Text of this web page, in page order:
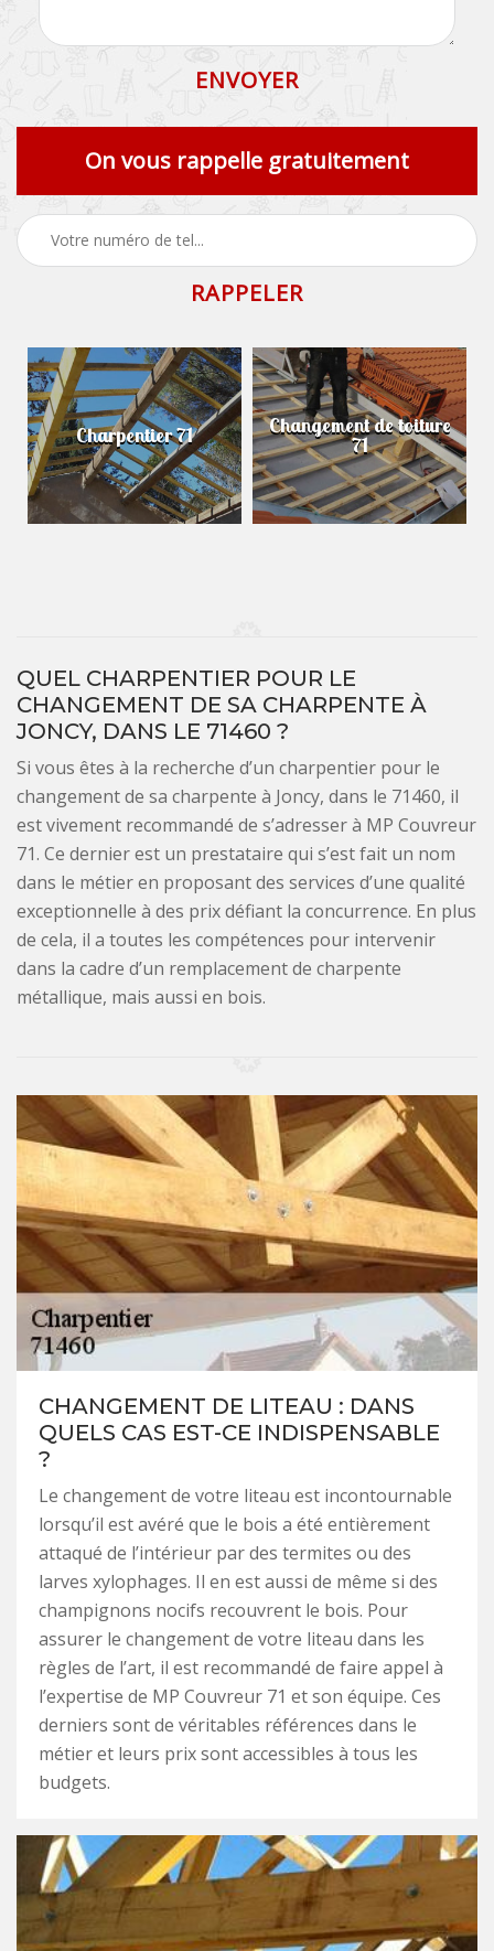
On vous rappelle gratuitement
Charpentier 71 Changement de toiture
71
QUEL CHARPENTIER POUR LE
CHANGEMENT DE SA CHARPENTE À
JONCY, DANS LE 71460 ?
Si vous êtes à la recherche d’un charpentier pour le
changement de sa charpente à Joncy, dans le 71460, il
est vivement recommandé de s’adresser à MP Couvreur
71. Ce dernier est un prestataire qui s’est fait un nom
dans le métier en proposant des services d’une qualité
exceptionnelle à des prix défiant la concurrence. En plus
de cela, il a toutes les compétences pour intervenir
dans la cadre d’un remplacement de charpente
métallique, mais aussi en bois.
CHANGEMENT DE LITEAU : DANS
QUELS CAS EST-CE INDISPENSABLE
?
Le changement de votre liteau est incontournable
lorsqu’il est avéré que le bois a été entièrement
attaqué de l’intérieur par des termites ou des
larves xylophages. Il en est aussi de même si des
champignons nocifs recouvrent le bois. Pour
assurer le changement de votre liteau dans les
règles de l’art, il est recommandé de faire appel à
l’expertise de MP Couvreur 71 et son équipe. Ces
derniers sont de véritables références dans le
métier et leurs prix sont accessibles à tous les
budgets.